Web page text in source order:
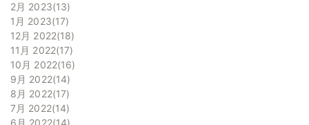
2月 2023 13
1月 2023 17
12月 2022 18
11月 2022 17
10月 2022 16
9月 2022 14
8月 2022 17
7月 2022 14